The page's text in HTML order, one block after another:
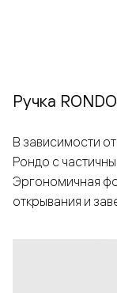
Ручка RONDO
В зависимости
Рондо с
Эргономичная
открывания и